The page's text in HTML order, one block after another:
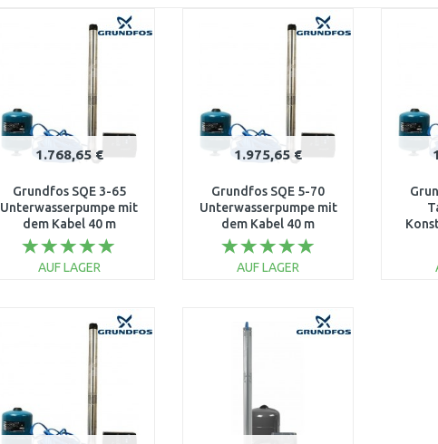
1.768,65 €
Grundfos SQE 3-65
Unterwasserpumpe mit
dem Kabel 40 m
96524501
AUF LAGER
Vergleichen
1.975,65 €
Grundfos SQE 5-70
Unterwasserpumpe mit
dem Kabel 40 m
96524503
AUF LAGER